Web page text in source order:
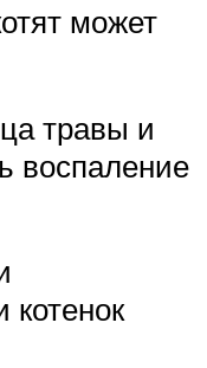
может
травы и
воспаление
котенок